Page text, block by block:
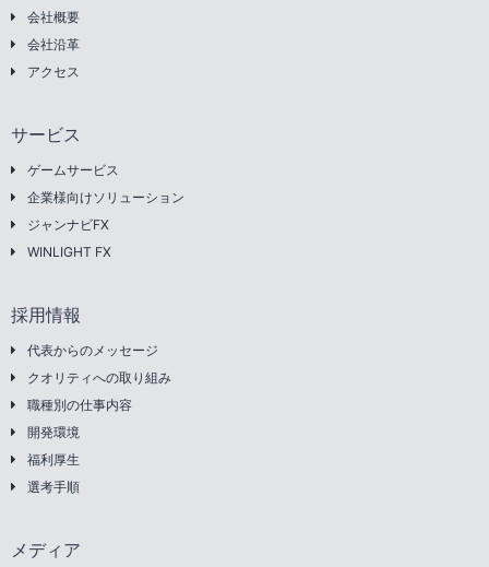
会社概要
会社沿革
アクセス
サービス
ゲームサービス
企業様向けソリューション
ジャンナビFX
WINLIGHT FX
採用情報
代表からのメッセージ
クオリティへの取り組み
職種別の仕事内容
開発環境
福利厚生
選考手順
メディア